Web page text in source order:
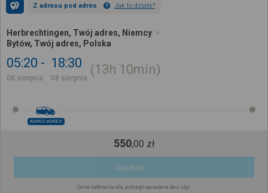
Z adresu pod adres Jak to działa?
Herbrechtingen, Twój adres, Niemcy
Bytów, Twój adres, Polska
05:20
08 sierpnia
18:30
08 sierpnia
13h 10min
ADRES-ADRES
550,00 zł
Kup Bilet
Cena całkowita dla jednego pasażera bez ulgi